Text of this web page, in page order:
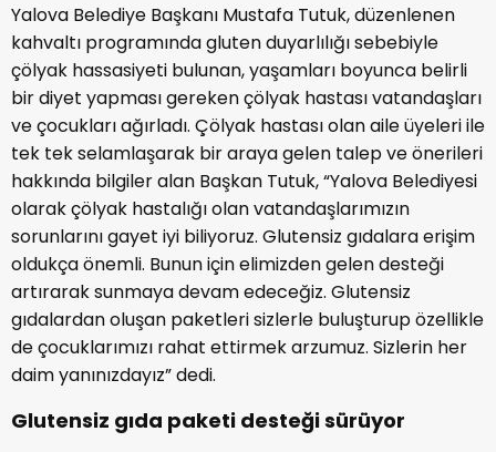
Yalova Belediye Başkanı Mustafa Tutuk, düzenlenen
kahvaltı programında gluten duyarlılığı sebebiyle
çölyak hassasiyeti bulunan, yaşamları boyunca belirli
bir diyet yapması gereken çölyak hastası vatandaşları
ve çocukları ağırladı. Çölyak hastası olan aile üyeleri ile
tek tek selamlaşarak bir araya gelen talep ve önerileri
hakkında bilgiler alan Başkan Tutuk, “Yalova Belediyesi
olarak çölyak hastalığı olan vatandaşlarımızın
sorunlarını gayet iyi biliyoruz. Glutensiz gıdalara erişim
oldukça önemli. Bunun için elimizden gelen desteği
artırarak sunmaya devam edeceğiz. Glutensiz
gıdalardan oluşan paketleri sizlerle buluşturup özellikle
de çocuklarımızı rahat ettirmek arzumuz. Sizlerin her
daim yanınızdayız” dedi.
Glutensiz gıda paketi desteği sürüyor